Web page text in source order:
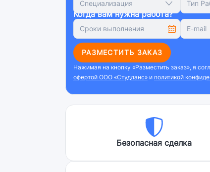
Специализация Тип
Когда вам нужна работа?
РАЗМЕСТИТЬ ЗАКАЗ
Нажимая на кнопку «Разместить заказ», я
офертой ООО «Студланс» и политикой
Безопасная сделка